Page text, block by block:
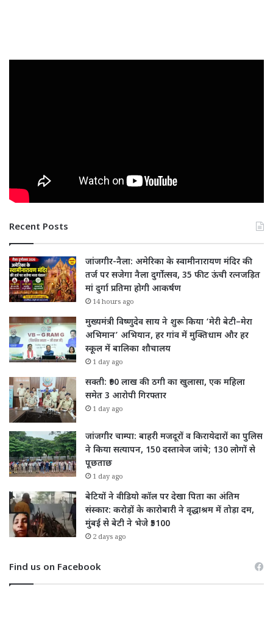
Recent Posts
जांजगीर-नैला: अमेरिका के स्वामीनारायण मंदिर की
तर्ज पर सजेगा नैला दुर्गोत्सव, 35 फीट ऊंची रत्नजड़ित
मां दुर्गा प्रतिमा होगी आकर्षण
14 hours ago
मुख्यमंत्री विष्णुदेव साय ने शुरू किया ‘मेरी बेटी–मेरा
अभिमान’ अभियान, हर गांव में मुक्तिधाम और हर
स्कूल में बालिका शौचालय
1 day ago
सक्ती: ₹90 लाख की ठगी का खुलासा, एक महिला
समेत 3 आरोपी गिरफ्तार
1 day ago
जांजगीर चाम्पा: बाहरी मजदूरों व किरायेदारों का पुलिस
ने किया सत्यापन, 150 दस्तावेज जांचे; 130 लोगों से
पूछताछ
1 day ago
बेटियों ने वीडियो कॉल पर देखा पिता का अंतिम
संस्कार: करोड़ों के कारोबारी ने वृद्धाश्रम में तोड़ा दम,
मुंबई से बेटी ने भेजे ₹5100
2 days ago
Find us on Facebook